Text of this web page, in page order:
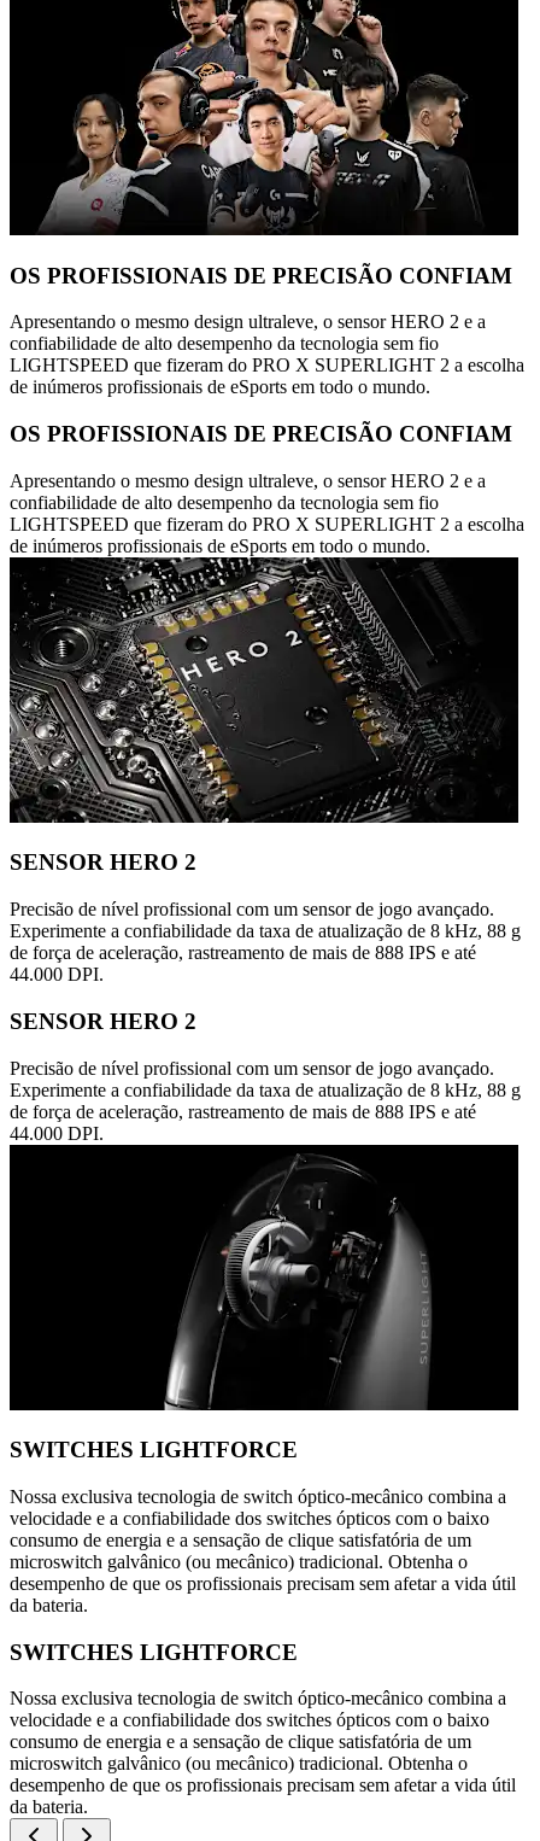
OS PROFISSIONAIS DE PRECISÃO CONFIAM
Apresentando o mesmo design ultraleve, o sensor HERO 2 e a
confiabilidade de alto desempenho da tecnologia sem fio
LIGHTSPEED que fizeram do PRO X SUPERLIGHT 2 a escolha
de inúmeros profissionais de eSports em todo o mundo.
OS PROFISSIONAIS DE PRECISÃO CONFIAM
Apresentando o mesmo design ultraleve, o sensor HERO 2 e a
confiabilidade de alto desempenho da tecnologia sem fio
LIGHTSPEED que fizeram do PRO X SUPERLIGHT 2 a escolha
de inúmeros profissionais de eSports em todo o mundo.
SENSOR HERO 2
Precisão de nível profissional com um sensor de jogo avançado.
Experimente a confiabilidade da taxa de atualização de 8 kHz, 88 g
de força de aceleração, rastreamento de mais de 888 IPS e até
44.000 DPI.
SENSOR HERO 2
Precisão de nível profissional com um sensor de jogo avançado.
Experimente a confiabilidade da taxa de atualização de 8 kHz, 88 g
de força de aceleração, rastreamento de mais de 888 IPS e até
44.000 DPI.
SWITCHES LIGHTFORCE
Nossa exclusiva tecnologia de switch óptico-mecânico combina a
velocidade e a confiabilidade dos switches ópticos com o baixo
consumo de energia e a sensação de clique satisfatória de um
microswitch galvânico (ou mecânico) tradicional. Obtenha o
desempenho de que os profissionais precisam sem afetar a vida útil
da bateria.
SWITCHES LIGHTFORCE
Nossa exclusiva tecnologia de switch óptico-mecânico combina a
velocidade e a confiabilidade dos switches ópticos com o baixo
consumo de energia e a sensação de clique satisfatória de um
microswitch galvânico (ou mecânico) tradicional. Obtenha o
desempenho de que os profissionais precisam sem afetar a vida útil
da bateria.